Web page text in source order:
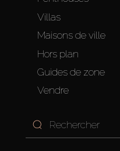
Villas
Maisons de ville
Hors plan
Guides de zone
Vendre